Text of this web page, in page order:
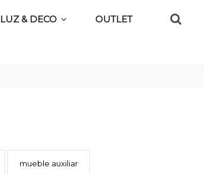
LUZ & DECO OUTLET
mueble auxiliar